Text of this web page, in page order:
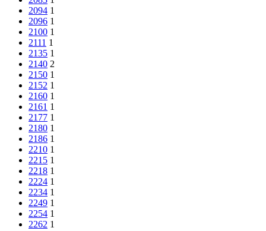
2094 1
2096 1
2100 1
2111 1
2135 1
2140 2
2150 1
2152 1
2160 1
2161 1
2177 1
2180 1
2186 1
2210 1
2215 1
2218 1
2224 1
2234 1
2249 1
2254 1
2262 1